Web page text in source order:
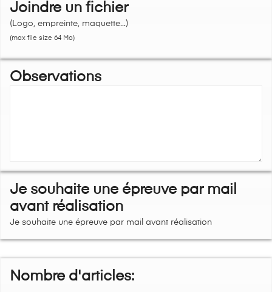
Joindre un fichier
(Logo, empreinte, maquette...)
(max file size 64 Mo)
Observations
Je souhaite une épreuve par mail
avant réalisation
Je souhaite une épreuve par mail avant réalisation
Nombre d'articles: